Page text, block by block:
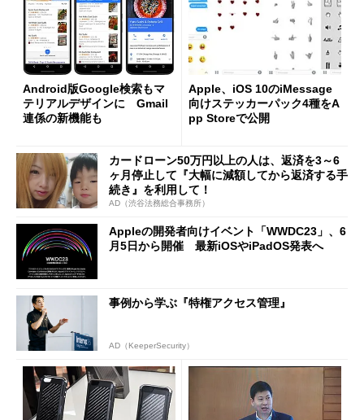
Android版Google検索もマ
テリアルデザインに Gmail
連係の新機能も
Apple、iOS 10のiMessage
向けステッカーパック4種をA
pp Storeで公開
カードローン50万円以上の人は、返済を3～6
ヶ月停止して『大幅に減額してから返済する手
続き』を利用して！
AD（渋谷法務総合事務所）
Appleの開発者向けイベント「WWDC23」、6
月5日から開催 最新iOSやiPadOS発表へ
事例から学ぶ『特権アクセス管理』
AD（KeeperSecurity）